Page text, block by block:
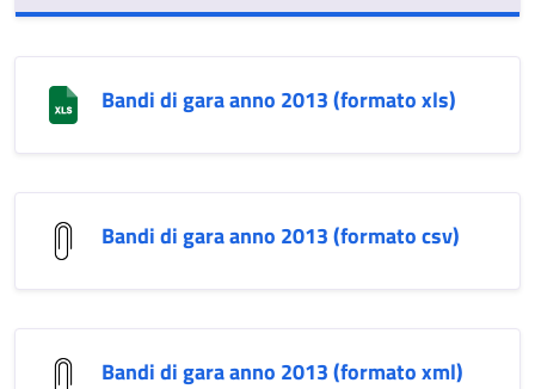
Bandi di gara anno 2013 (formato xls)
Bandi di gara anno 2013 (formato csv)
Bandi di gara anno 2013 (formato xml)